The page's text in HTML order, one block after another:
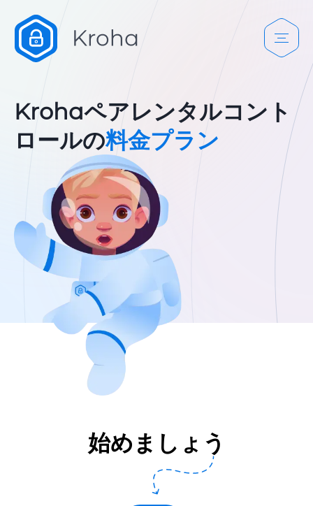
Krohaペアレンタルコント
ロールの料金プラン
始めましょう